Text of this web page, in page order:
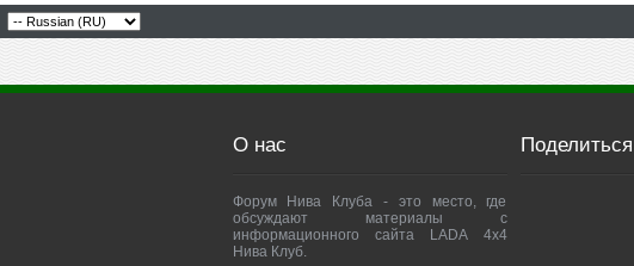
О нас
Форум Нива Клуба - это место, где
обсуждают материалы с
информационного сайта LADA 4x4
Нива Клуб.